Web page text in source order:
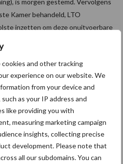
cookies and other tracking
experience on our website. We
from your device and
as your IP address and
like providing you with
measuring marketing campaign
insights, collecting precise
development. Please note that
all our subdomains. You can
is morgen gestemd. Vervolgens
Kamer behandeld, LTO
inzetten om deze onuitvoerbare
jou!
blijft
droogte en
houden handel